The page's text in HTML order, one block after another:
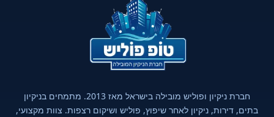
חברת ניקיון ופוליש מובילה בישראל מאז 2013. מתמחים בניקיון
בתים, דירות, ניקיון לאחר שיפוץ, פוליש ושיקום רצפות. צוות מקצועי,